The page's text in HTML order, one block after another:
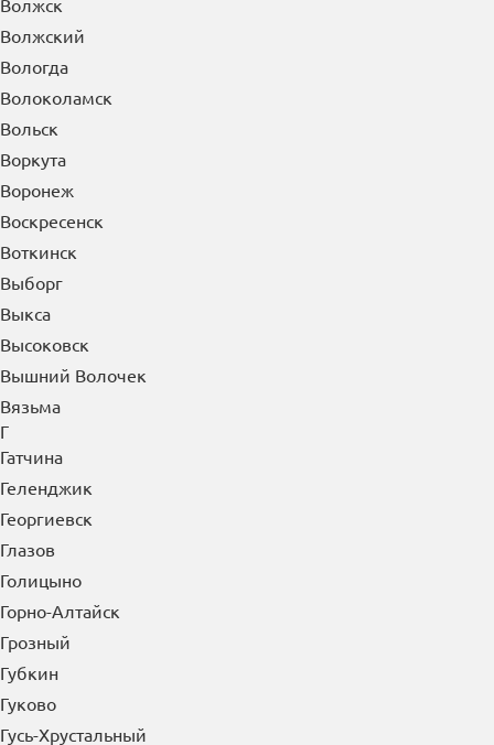
Волгодонск
Волжск
Волжский
Вологда
Волоколамск
Вольск
Воркута
Воронеж
Воскресенск
Воткинск
Выборг
Выкса
Высоковск
Вышний Волочек
Вязьма
Г
Гатчина
Геленджик
Георгиевск
Глазов
Голицыно
Горно-Алтайск
Грозный
Губкин